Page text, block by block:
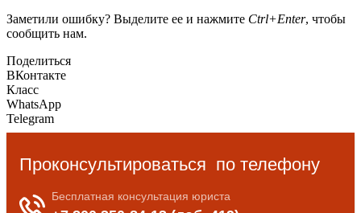
Заметили ошибку? Выделите ее и нажмите Ctrl+Enter, чтобы
сообщить нам.
Поделиться
ВКонтакте
Класс
WhatsApp
Telegram